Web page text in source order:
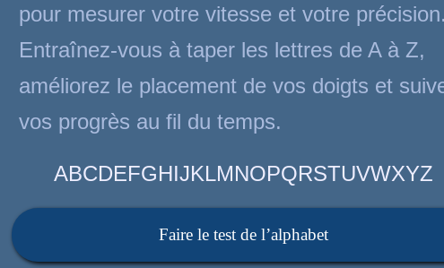
pour mesurer votre vitesse et votre
Entraînez-vous à taper les lettres de A à Z,
améliorez le placement de vos doigts et
vos progrès au fil du temps.
ABCDEFGHIJKLMNOPQRSTUVWXYZ
Faire le test de l’alphabet